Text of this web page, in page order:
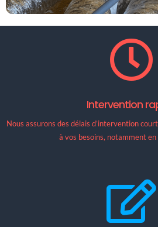
Intervention
Nous assurons des délais d’intervention
à vos besoins, notamment en